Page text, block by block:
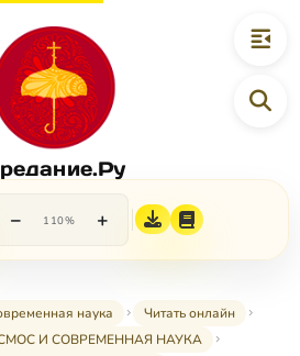
− 110% +
наука
Читать онлайн
И СОВРЕМЕННАЯ НАУКА